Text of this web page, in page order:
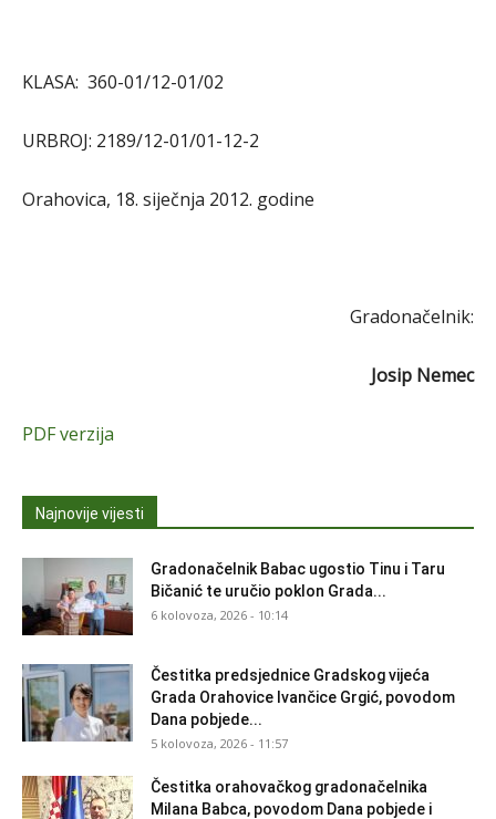
KLASA: 360-01/12-01/02
URBROJ: 2189/12-01/01-12-2
Orahovica, 18. siječnja 2012. godine
Gradonačelnik:
Josip Nemec
PDF verzija
Najnovije vijesti
Gradonačelnik Babac ugostio Tinu i Taru
Bičanić te uručio poklon Grada...
6 kolovoza, 2026 - 10:14
Čestitka predsjednice Gradskog vijeća
Grada Orahovice Ivančice Grgić, povodom
Dana pobjede...
5 kolovoza, 2026 - 11:57
Čestitka orahovačkog gradonačelnika
Milana Babca, povodom Dana pobjede i